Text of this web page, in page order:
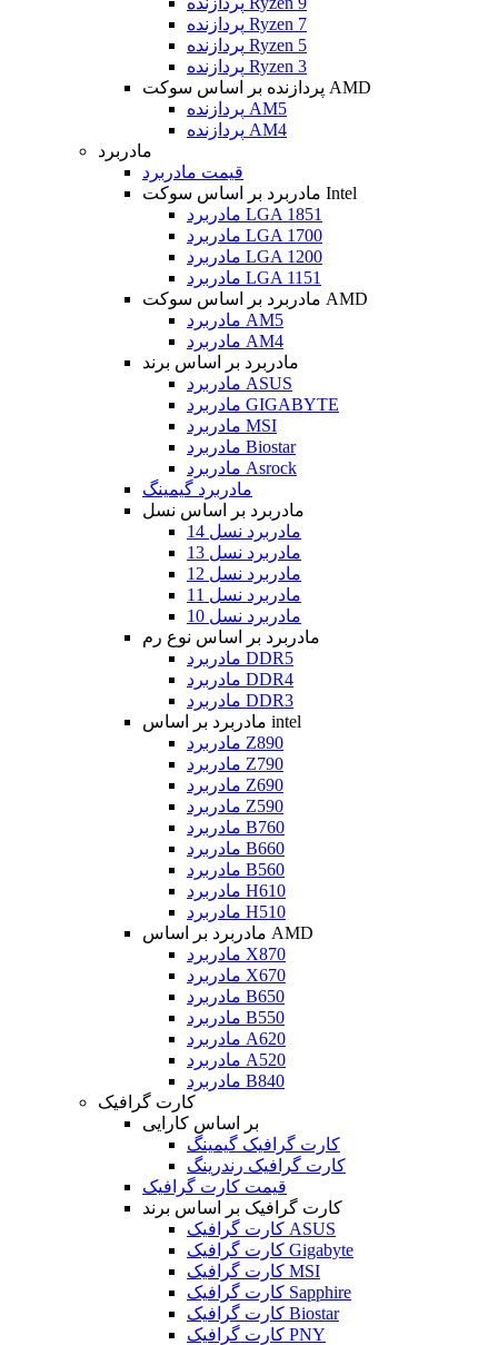
پردازنده Ryzen 7
پردازنده Ryzen 5
پردازنده Ryzen 3
پردازنده بر اساس سوکت AMD
پردازنده AM5
پردازنده AM4
مادربرد
قیمت مادربرد
مادربرد بر اساس سوکت Intel
مادربرد LGA 1851
مادربرد LGA 1700
مادربرد LGA 1200
مادربرد LGA 1151
مادربرد بر اساس سوکت AMD
مادربرد AM5
مادربرد AM4
مادربرد بر اساس برند
مادربرد ASUS
مادربرد GIGABYTE
مادربرد MSI
مادربرد Biostar
مادربرد Asrock
مادربرد گیمینگ
مادربرد بر اساس نسل
مادربرد نسل 14
مادربرد نسل 13
مادربرد نسل 12
مادربرد نسل 11
مادربرد نسل 10
مادربرد بر اساس نوع رم
مادربرد DDR5
مادربرد DDR4
مادربرد DDR3
مادربرد بر اساس intel
مادربرد Z890
مادربرد Z790
مادربرد Z690
مادربرد Z590
مادربرد B760
مادربرد B660
مادربرد B560
مادربرد H610
مادربرد H510
مادربرد بر اساس AMD
مادربرد X870
مادربرد X670
مادربرد B650
مادربرد B550
مادربرد A620
مادربرد A520
مادربرد B840
کارت گرافیک
بر اساس کارایی
کارت گرافیک گیمینگ
کارت گرافیک رندرینگ
قیمت کارت گرافیک
کارت گرافیک بر اساس برند
کارت گرافیک ASUS
کارت گرافیک Gigabyte
کارت گرافیک MSI
کارت گرافیک Sapphire
کارت گرافیک Biostar
کارت گرافیک PNY